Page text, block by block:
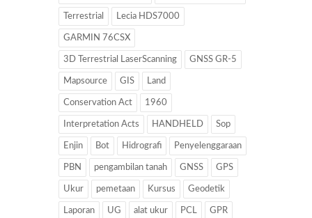
Terrestrial Lecia HDS7000
GARMIN 76CSX
3D Terrestrial LaserScanning GNSS GR-5
Mapsource GIS Land
Conservation Act 1960
Interpretation Acts HANDHELD Sop
Enjin Bot Hidrografi Penyelenggaraan
PBN pengambilan tanah GNSS GPS
Ukur pemetaan Kursus Geodetik
Laporan UG alat ukur PCL GPR